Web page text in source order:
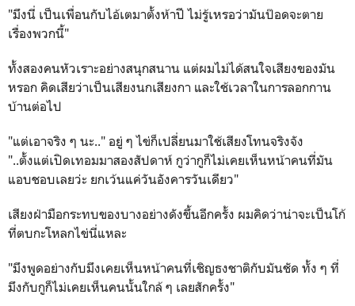
"มึงนี่ เป็นเพื่อนกับไอ้เตมาตั้งห้าปี ไม่รู้เหรอว่ามันป๊อดจะตาย
เรื่องพวกนี้"
ทั้งสองคนหัวเราะอย่างสนุกสนาน แต่ผมไม่ได้สนใจเสียงของมัน
หรอก คิดเสียว่าเป็นเสียงนกเสียงกา และใช้เวลาในการลอกกาน
บ้านต่อไป
"แต่เอาจริง ๆ นะ.." อยู่ ๆ ไข่ก็เปลี่ยนมาใช้เสียงโทนจริงจัง
"..ตั้งแต่เปิดเทอมมาสองสัปดาห์ กูว่ากูก็ไม่เคยเห็นหน้าคนที่มัน
แอบชอบเลยว่ะ ยกเว้นแค่วันอังคารวันเดียว"
เสียงฝ่ามือกระทบของบางอย่างดังขึ้นอีกครั้ง ผมคิดว่าน่าจะเป็นโก้
ที่ตบกะโหลกไข่นี่แหละ
"มึงพูดอย่างกับมึงเคยเห็นหน้าคนที่เชิญธงชาติกับมันชัด ทั้ง ๆ ที่
มึงกับกูก็ไม่เคยเห็นคนนั้นใกล้ ๆ เลยสักครั้ง"